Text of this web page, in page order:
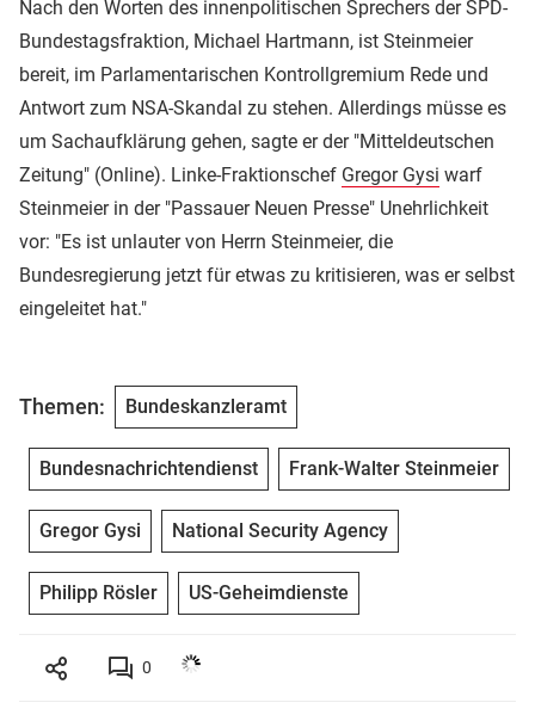
Nach den Worten des innenpolitischen Sprechers der SPD-
Bundestagsfraktion, Michael Hartmann, ist Steinmeier
bereit, im Parlamentarischen Kontrollgremium Rede und
Antwort zum NSA-Skandal zu stehen. Allerdings müsse es
um Sachaufklärung gehen, sagte er der "Mitteldeutschen
Zeitung" (Online). Linke-Fraktionschef Gregor Gysi warf
Steinmeier in der "Passauer Neuen Presse" Unehrlichkeit
vor: "Es ist unlauter von Herrn Steinmeier, die
Bundesregierung jetzt für etwas zu kritisieren, was er selbst
eingeleitet hat."
Themen: Bundeskanzleramt
Bundesnachrichtendienst Frank-Walter Steinmeier
Gregor Gysi National Security Agency
Philipp Rösler US-Geheimdienste
0